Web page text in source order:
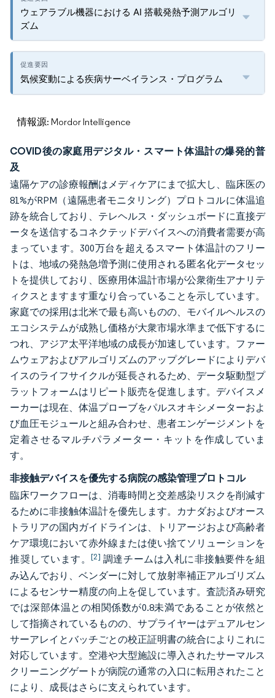
ウェアラブル機器における AI 搭載発熱予測アルゴリ
ズム
気候変動による疾病サーベイランス・プログラム
情報源: Mordor Intelligence
COVID後の家庭用デジタル・スマート体温計の爆発的普
及
遠隔ケアの診療報酬はメディケアにまで拡大し、臨床医の
81%がRPM（遠隔患者モニタリング）プロトコルに体温追
跡を統合しており、テレヘルス・ダッシュボードに直接デ
ータを送信するコネクテッドデバイスへの消費者需要が高
まっています。300万台を超えるスマート体温計のフリー
トは、地域の発熱急増予測に使用される匿名化データセッ
トを提供しており、医療用体温計市場が公衆衛生アナリテ
ィクスとますます重なり合っていることを示しています。
家庭での採用は北米で最も高いものの、モバイルヘルスの
エコシステムが成熟し価格が大衆市場水準まで低下するに
つれ、アジア太平洋地域の成長が加速しています。ファー
ムウェアおよびアルゴリズムのアップグレードによりデバ
イスのライフサイクルが延長されるため、データ駆動型プ
ラットフォームはリピート販売を促進します。デバイスメ
ーカーは現在、体温プローブをパルスオキシメーターおよ
び血圧モジュールと組み合わせ、患者エンゲージメントを
定着させるマルチパラメーター・キットを作成していま
す。
非接触デバイスを優先する病院の感染管理プロトコル
臨床ワークフローは、消毒時間と交差感染リスクを削減す
るために非接触体温計を優先します。カナダおよびオース
トラリアの国内ガイドラインは、トリアージおよび高齢者
ケア環境において赤外線または使い捨てソリューションを
推奨しています。[2] 調達チームは入札に非接触要件を組
み込んでおり、ベンダーに対して放射率補正アルゴリズム
によるセンサー精度の向上を促しています。査読済み研究
では深部体温との相関係数が0.8未満であることが依然と
して指摘されているものの、サプライヤーはデュアルセン
サーアレイとバッチごとの校正証明書の統合によりこれに
対応しています。空港や大型施設に導入されたサーマルス
クリーニングゲートが病院の通常の入口に転用されたこと
により、成長はさらに支えられています。